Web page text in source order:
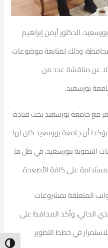
الدكتور أيمن إبراهيم
وذلك لمتابعة موضوعات
عن مناقشة عدد من
بورسعيد.
مع جامعة بورسعيد تحت قيادة
أن جامعة بورسعيد كان لها
التنموية ببورسعيد، في ظل ما
على كافة الأصعدة.
المتعلقة بمشروعات
الحالي، وأكد المحافظ على
في خطط التطوير